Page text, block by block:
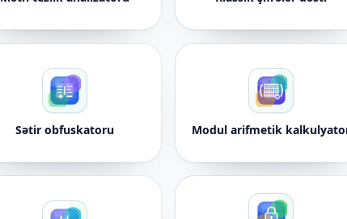
Sətir obfuskatoru Modul arifmetik